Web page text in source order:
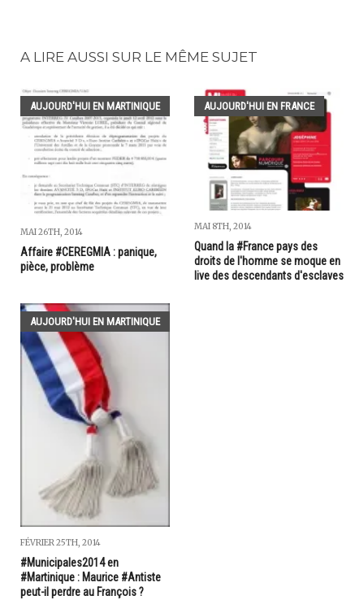
A LIRE AUSSI SUR LE MÊME SUJET
AUJOURD'HUI EN MARTINIQUE
MAI 26TH, 2014
Affaire #CEREGMIA : panique,
pièce, problème
AUJOURD'HUI EN FRANCE
MAI 8TH, 2014
Quand la #France pays des
droits de l'homme se moque en
live des descendants d'esclaves
AUJOURD'HUI EN MARTINIQUE
FÉVRIER 25TH, 2014
#Municipales2014 en
#Martinique : Maurice #Antiste
peut-il perdre au François ?